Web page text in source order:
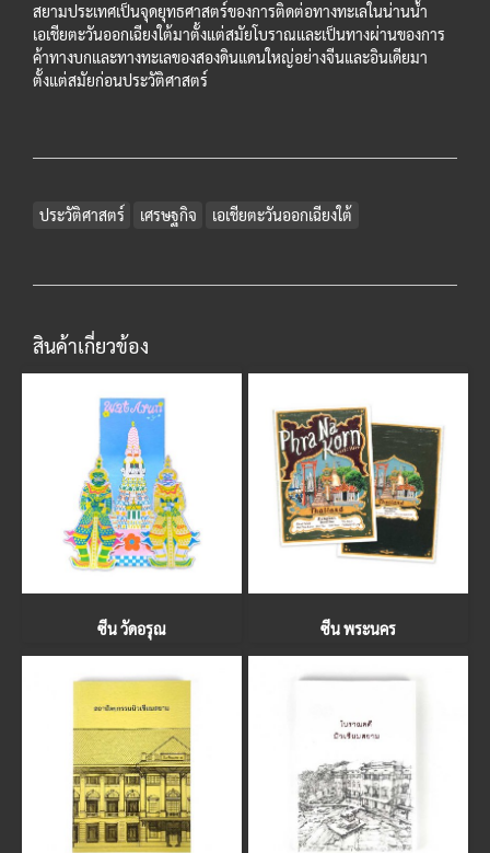
สยามประเทศเป็นจุดยุทธศาสตร์ของการติดต่อทางทะเลในน่านน้ำ
เอเชียตะวันออกเฉียงใต้มาตั้งแต่สมัยโบราณและเป็นทางผ่านของการ
ค้าทางบกและทางทะเลของสองดินแดนใหญ่อย่างจีนและอินเดียมา
ตั้งแต่สมัยก่อนประวัติศาสตร์
ประวัติศาสตร์ เศรษฐกิจ เอเชียตะวันออกเฉียงใต้
สินค้าเกี่ยวข้อง
ซีน วัดอรุณ ซีน พระนคร